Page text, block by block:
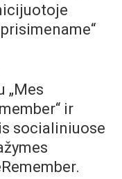
„Mes
ir
socialiniuose